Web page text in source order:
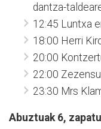
dantza-
12:45 Luntxa
18:00 Herri
20:00
22:00
23:30 Mrs
Abuztuak 6,